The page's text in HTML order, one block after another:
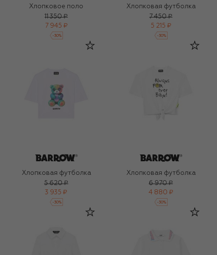
Хлопковое поло
11 350 ₽
7 945 ₽
-30%
Хлопковая футболка
7 450 ₽
5 215 ₽
-30%
Хлопковая футболка
5 620 ₽
3 935 ₽
-30%
Хлопковая футболка
6 970 ₽
4 880 ₽
-30%